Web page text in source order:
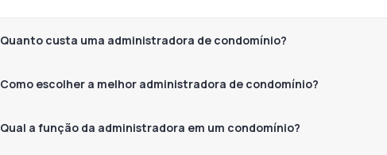
Quanto custa uma administradora de condomínio?
Como escolher a melhor administradora de condomínio?
Qual a função da administradora em um condomínio?